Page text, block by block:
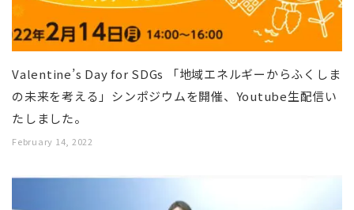
Valentine’s Day for SDGs 「地域エネルギーからふくしま
の未来を考える」シンポジウムを開催、Youtube生配信い
たしました。
February 14, 2022